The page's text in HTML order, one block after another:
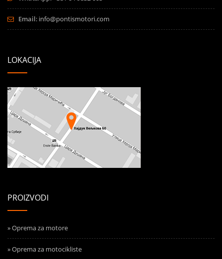
Email: info@pontismotori.com
LOKACIJA
PROIZVODI
» Oprema za motore
» Oprema za motocikliste